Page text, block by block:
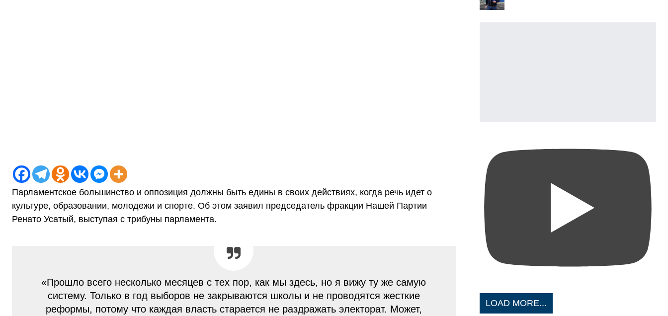
Парламентское большинство и оппозиция должны быть едины в своих действиях, когда речь идет о
культуре, образовании, молодежи и спорте. Об этом заявил председатель фракции Нашей Партии
Ренато Усатый, выступая с трибуны парламента.
«Прошло всего несколько месяцев с тех пор, как мы здесь, но я вижу ту же самую
систему. Только в год выборов не закрываются школы и не проводятся жесткие
реформы, потому что каждая власть старается не раздражать электорат. Может,
LOAD MORE...